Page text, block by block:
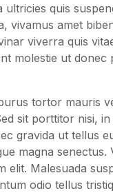
ultricies quis
vivamus amet
viverra quis
molestie ut donec
tortor mauris
sit porttitor nisi, in
gravida ut tellus
magna senectus.
elit. Malesuada
odio tellus